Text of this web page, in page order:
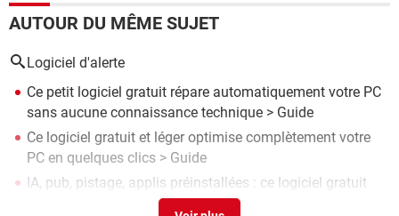
AUTOUR DU MÊME SUJET
Logiciel d'alerte
Ce petit logiciel gratuit répare automatiquement votre PC
sans aucune connaissance technique > Guide
Ce logiciel gratuit et léger optimise complètement votre
PC en quelques clics > Guide
IA, pub, pistage, applis préinstallées : ce logiciel gratuit
supprime tout le superflu de Windows